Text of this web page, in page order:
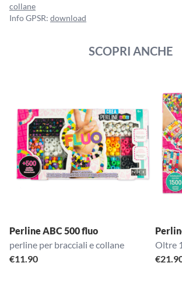
collane
Info GPSR: download
SCOPRI ANCHE
Perline ABC 500 fluo
perline per bracciali e collane
€11.90
Oltre
€